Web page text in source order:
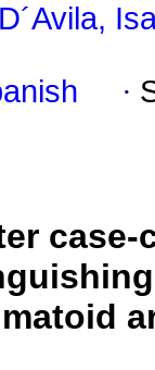
D´Avila,
·